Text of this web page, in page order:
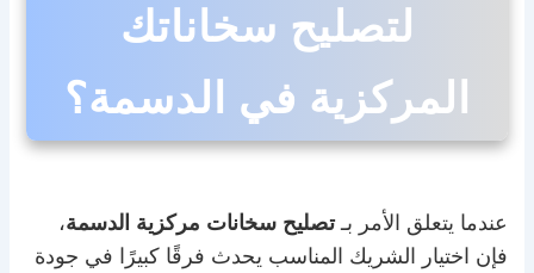
لتصليح سخاناتك
المركزية في الدسمة؟
عندما يتعلق الأمر بـتصليح سخانات مركزية الدسمة،
فإن اختيار الشريك المناسب يحدث فرقًا كبيرًا في جودة